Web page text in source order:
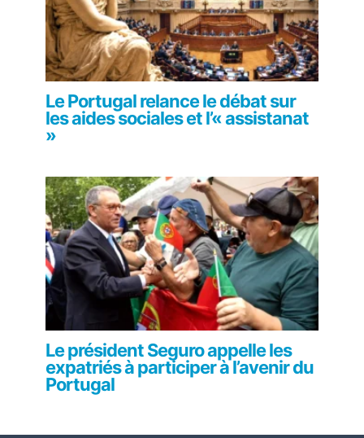
Le Portugal relance le débat sur
les aides sociales et l’« assistanat
»
Le président Seguro appelle les
expatriés à participer à l’avenir du
Portugal